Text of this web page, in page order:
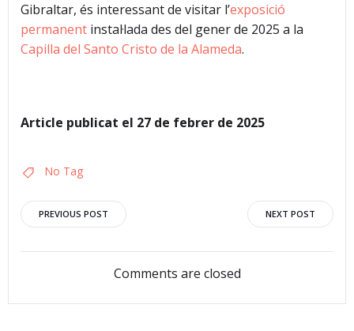
Gibraltar, és interessant de visitar l’exposició
permanent instal·lada des del gener de 2025 a la
Capilla del Santo Cristo de la Alameda.
Article publicat el 27 de febrer de 2025
No Tag
Navegació
d'entrades
PREVIOUS POST
Navegació
d'entrades
NEXT POST
Comments are closed